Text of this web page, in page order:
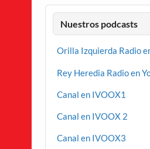
Nuestros podcasts
Orilla Izquierda Radio
Rey Heredia Radio en
Canal en IVOOX1
Canal en IVOOX 2
Canal en IVOOX3